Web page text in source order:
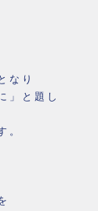
なり
」と題し
。